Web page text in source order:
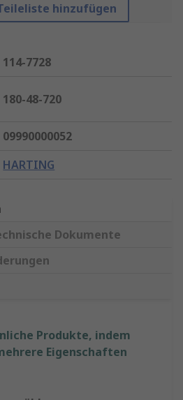
hinzufügen
114-7728
180-48-720
09990000052
HARTING
Dokumente
Produkte, indem
Eigenschaften